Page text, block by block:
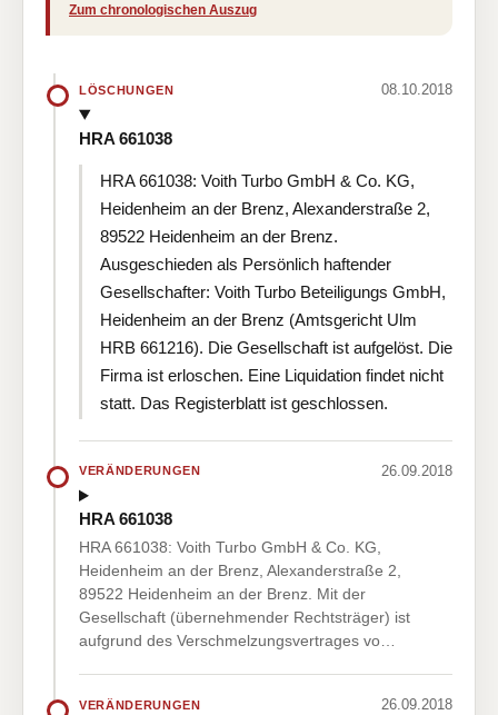
Zum chronologischen Auszug
LÖSCHUNGEN 08.10.2018
HRA 661038
HRA 661038: Voith Turbo GmbH & Co. KG,
Heidenheim an der Brenz, Alexanderstraße 2,
89522 Heidenheim an der Brenz.
Ausgeschieden als Persönlich haftender
Gesellschafter: Voith Turbo Beteiligungs GmbH,
Heidenheim an der Brenz (Amtsgericht Ulm
HRB 661216). Die Gesellschaft ist aufgelöst. Die
Firma ist erloschen. Eine Liquidation findet nicht
statt. Das Registerblatt ist geschlossen.
VERÄNDERUNGEN 26.09.2018
HRA 661038
HRA 661038: Voith Turbo GmbH & Co. KG,
Heidenheim an der Brenz, Alexanderstraße 2,
89522 Heidenheim an der Brenz. Mit der
Gesellschaft (übernehmender Rechtsträger) ist
aufgrund des Verschmelzungsvertrages vo…
VERÄNDERUNGEN 26.09.2018